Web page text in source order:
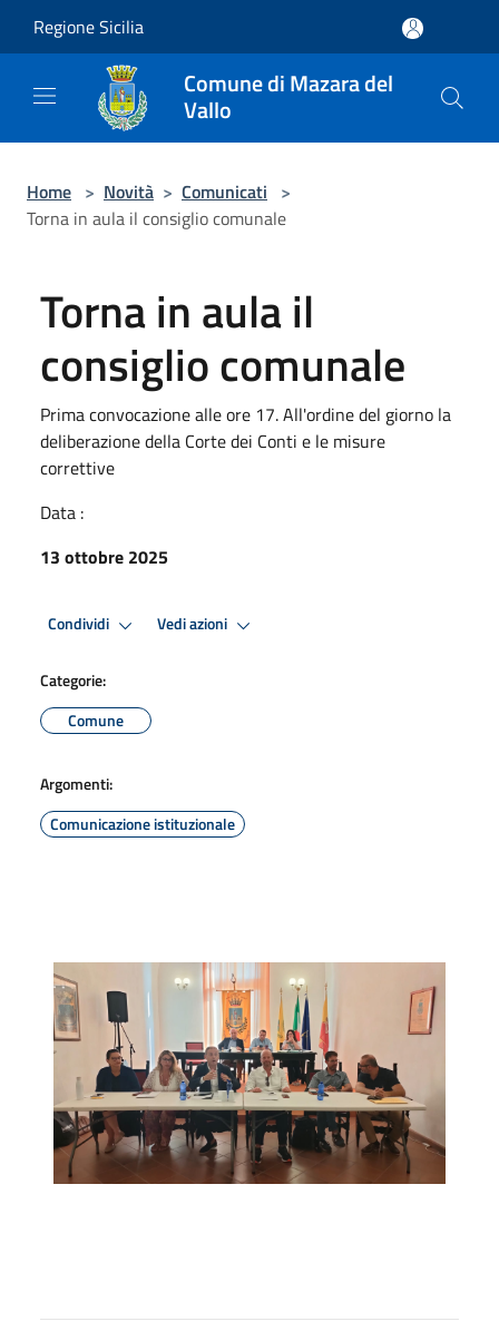
Regione Sicilia
Comune di Mazara del
Vallo
Home > Novità > Comunicati >
Torna in aula il consiglio comunale
Torna in aula il
consiglio comunale
Prima convocazione alle ore 17. All'ordine del giorno la
deliberazione della Corte dei Conti e le misure
correttive
Data :
13 ottobre 2025
Condividi Vedi azioni
Categorie:
Comune
Argomenti:
Comunicazione istituzionale